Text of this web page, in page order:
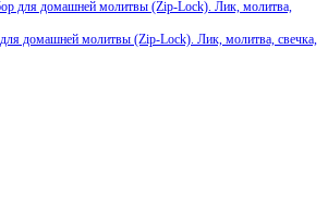
домашней молитвы (Zip-Lock). Лик, молитва, свечка,